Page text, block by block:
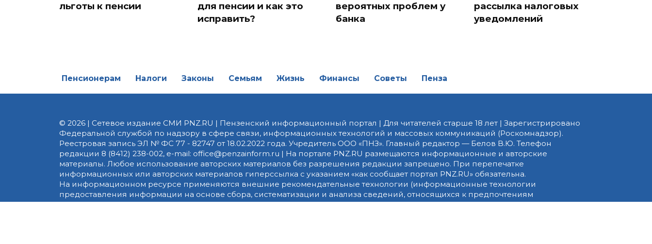
льготы к пенсии
для пенсии и как это
исправить?
вероятных проблем у
банка
рассылка налоговых
уведомлений
Пенсионерам Налоги Законы Семьям Жизнь Финансы Советы Пенза
© 2026 | Сетевое издание СМИ PNZ.RU | Пензенский информационный портал | Для читателей старше 18 лет | Зарегистрировано
Федеральной службой по надзору в сфере связи, информационных технологий и массовых коммуникаций (Роскомнадзор).
Реестровая запись ЭЛ № ФС 77 - 82747 от 18.02.2022 года. Учредитель ООО «ПНЗ». Главный редактор — Белов В.Ю. Телефон
редакции 8 (8412) 238-002, e-mail: office@penzainform.ru | На портале PNZ.RU размещаются информационные и авторские
материалы. Любое использование авторских материалов без разрешения редакции запрещено. При перепечатке
информационных или авторских материалов гиперссылка с указанием «как сообщает портал PNZ.RU» обязательна.
На информационном ресурсе применяются внешние рекомендательные технологии (информационные технологии
предоставления информации на основе сбора, систематизации и анализа сведений, относящихся к предпочтениям
пользователей сети «Интернет», находящихся на территории Российской Федерации)».Правила применения рекомендательных